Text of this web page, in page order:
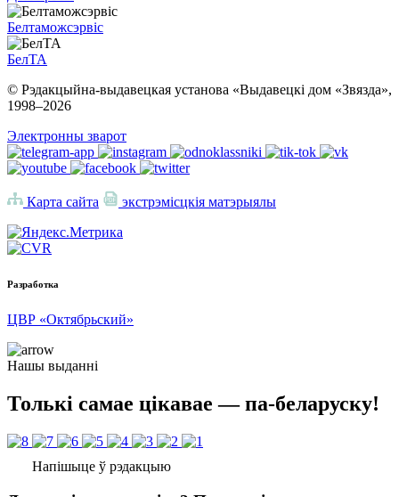
Белтаможсэрвіс
БелТА
© Рэдакцыйна-выдавецкая установа «Выдавецкі дом «Звязда»,
1998–2026
Электронны зварот
Карта сайта экстрэмісцкія матэрыялы
Разработка
ЦВР «Октябрьский»
Нашы выданні
Толькі самае цікавае — па-беларуску!
Напішыце ў рэдакцыю